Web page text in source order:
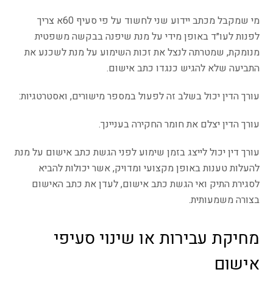
מי שמקבל מכתב יידוע שני לחשוד על פי סעיף 60א צריך
לפנות לעו״ד באופן מידי על מנת שיפנה בבקשה משפטית
מנומקת, שמטרתה לנצל את זכות השימוע על מנת לשכנע את
התביעה שלא להגיש כנגדו כתב אישום.
עורך הדין יכול בשלב זה לפעול במספר מישורים, ואסטרטגיות:
עורך הדין יצלם את חומר החקירה בעניינך.
עורך דין יכול לייצג בזמן שימוע לפני הגשת כתב אישום על מנת
להעלות טענות באופן מקצועי ומדויק, אשר יכולות להביא
לסגירת התיק ואי הגשת כתב אישום, לעדן את כתב האישום
בצורה משמעותית.
מחיקת עבירות או שינוי סעיפי
אישום